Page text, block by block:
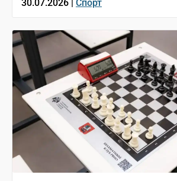
30.07.2026 | Спорт